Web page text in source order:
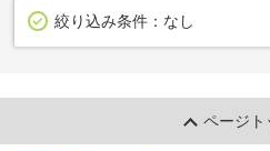
絞り込み条件： なし
ページト